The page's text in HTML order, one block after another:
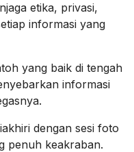
etika, privasi,
informasi yang
yang baik di tengah
informasi
dengan sesi foto
penuh keakraban.